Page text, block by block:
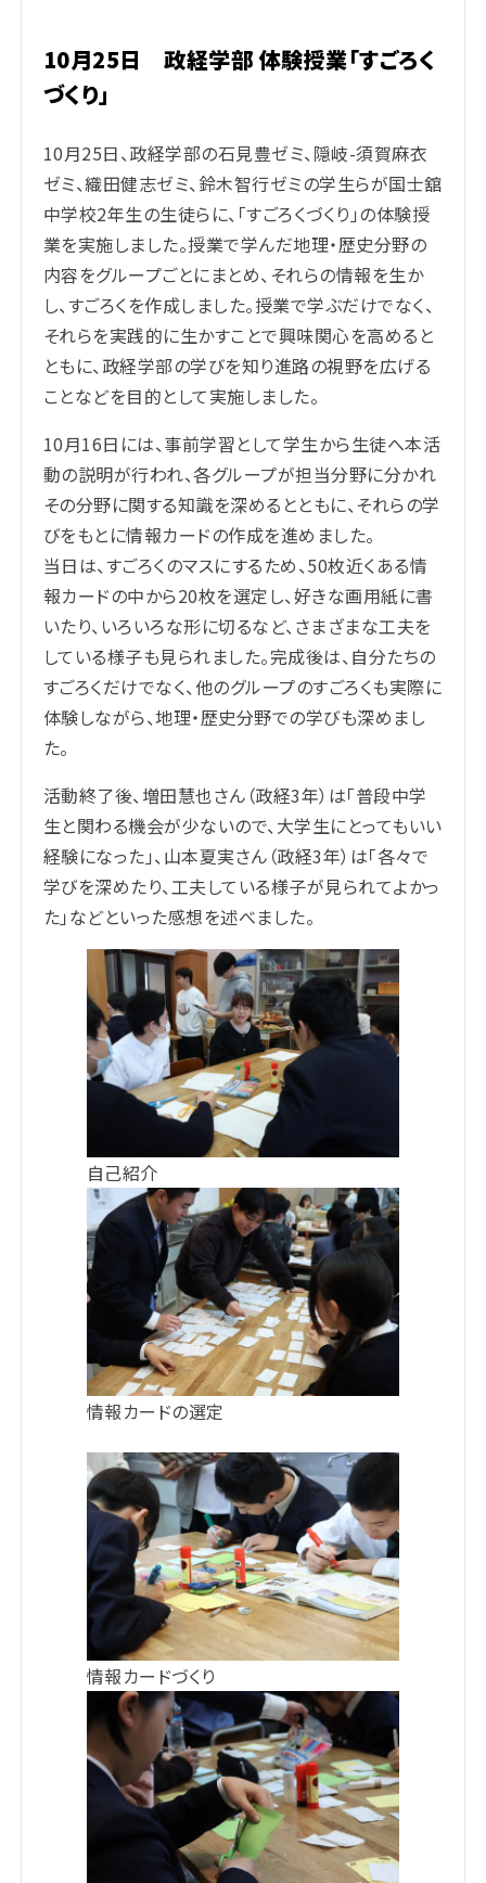
10月25日 政経学部 体験授業「すごろく
づくり」
10月25日、政経学部の石見豊ゼミ、隠岐-須賀麻衣
ゼミ、織田健志ゼミ、鈴木智行ゼミの学生らが国士舘
中学校2年生の生徒らに、「すごろくづくり」の体験授
業を実施しました。授業で学んだ地理・歴史分野の
内容をグループごとにまとめ、それらの情報を生か
し、すごろくを作成しました。授業で学ぶだけでなく、
それらを実践的に生かすことで興味関心を高めると
ともに、政経学部の学びを知り進路の視野を広げる
ことなどを目的として実施しました。
10月16日には、事前学習として学生から生徒へ本活
動の説明が行われ、各グループが担当分野に分かれ
その分野に関する知識を深めるとともに、それらの学
びをもとに情報カードの作成を進めました。
当日は、すごろくのマスにするため、50枚近くある情
報カードの中から20枚を選定し、好きな画用紙に書
いたり、いろいろな形に切るなど、さまざまな工夫を
している様子も見られました。完成後は、自分たちの
すごろくだけでなく、他のグループのすごろくも実際に
体験しながら、地理・歴史分野での学びも深めまし
た。
活動終了後、増田慧也さん（政経3年）は「普段中学
生と関わる機会が少ないので、大学生にとってもいい
経験になった」、山本夏実さん（政経3年）は「各々で
学びを深めたり、工夫している様子が見られてよかっ
た」などといった感想を述べました。
自己紹介
情報カードの選定
情報カードづくり